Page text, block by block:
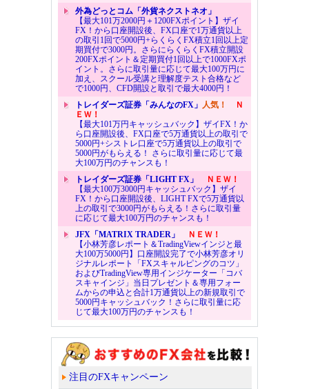
外為どっとコム「外貨ネクストネオ」
【最大101万2000円＋1200FXポイント】ザイ
FX！から口座開設後、FX口座で1万通貨以上
の取引1回で5000円+らくらくFX積立1回以上定
期買付で3000円。さらにらくらくFX積立開設
200FXポイント＆定期買付1回以上で1000FXポ
イント。さらに取引量に応じて最大100万円に
加え、スクール受講と理解度テスト合格など
で1000円、CFD開設と取引で最大4000円！
トレイダーズ証券「みんなのFX」 人気！
Ｎ
ＥＷ！
【最大101万円キャッシュバック】ザイFX！か
ら口座開設後、FX口座で5万通貨以上の取引で
5000円+シストレ口座で5万通貨以上の取引で
5000円がもらえる！ さらに取引量に応じて最
大100万円のチャンスも！
トレイダーズ証券「LIGHT FX」
ＮＥＷ！
【最大100万3000円キャッシュバック】ザイ
FX！から口座開設後、LIGHT FXで5万通貨以
上の取引で3000円がもらえる！さらに取引量
に応じて最大100万円のチャンスも！
JFX「MATRIX TRADER」
ＮＥＷ！
【小林芳彦レポート＆TradingViewインジと最
大100万5000円】口座開設完了で小林芳彦オリ
ジナルレポート「FXスキャルピングのコツ」
およびTradingView専用インジケーター「コバ
スキャインジ」当日プレゼント＆専用フォー
ムからの申込と合計1万通貨以上の新規取引で
5000円キャッシュバック！さらに取引量に応
じて最大100万円のチャンスも！
注目のFXキャンペーン